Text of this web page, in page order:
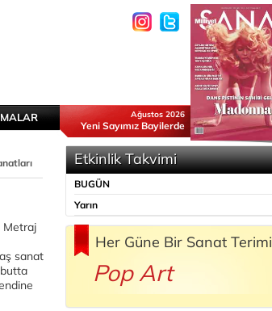
Ağustos 2026
Yeni Sayımız Bayilerde
Metraj
sanat
Etkinlik Takvimi
BUGÜN
Yarın
Her Güne Bir Sanat Terimi
Pop Art